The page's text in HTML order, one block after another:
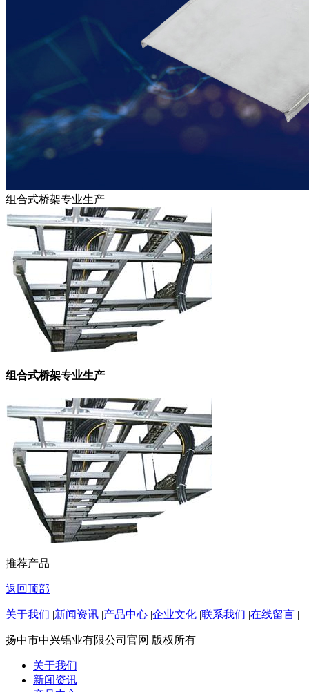
组合式桥架专业生产
组合式桥架专业生产
推荐产品
返回顶部
关于我们 |新闻资讯 |产品中心 |企业文化 |联系我们 |在线留言 |
扬中市中兴铝业有限公司官网 版权所有
关于我们
新闻资讯